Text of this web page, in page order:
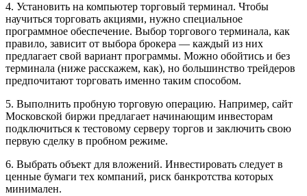
4. Установить на компьютер торговый терминал. Чтобы
научиться торговать акциями, нужно специальное
программное обеспечение. Выбор торгового терминала, как
правило, зависит от выбора брокера — каждый из них
предлагает свой вариант программы. Можно обойтись и без
терминала (ниже расскажем, как), но большинство трейдеров
предпочитают торговать именно таким способом.
5. Выполнить пробную торговую операцию. Например, сайт
Московской биржи предлагает начинающим инвесторам
подключиться к тестовому серверу торгов и заключить свою
первую сделку в пробном режиме.
6. Выбрать объект для вложений. Инвестировать следует в
ценные бумаги тех компаний, риск банкротства которых
минимален.